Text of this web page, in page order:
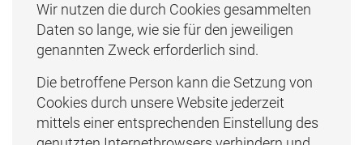
Wir nutzen die durch Cookies gesammelten
Daten so lange, wie sie für den jeweiligen
genannten Zweck erforderlich sind.
Die betroffene Person kann die Setzung von
Cookies durch unsere Website jederzeit
mittels einer entsprechenden Einstellung des